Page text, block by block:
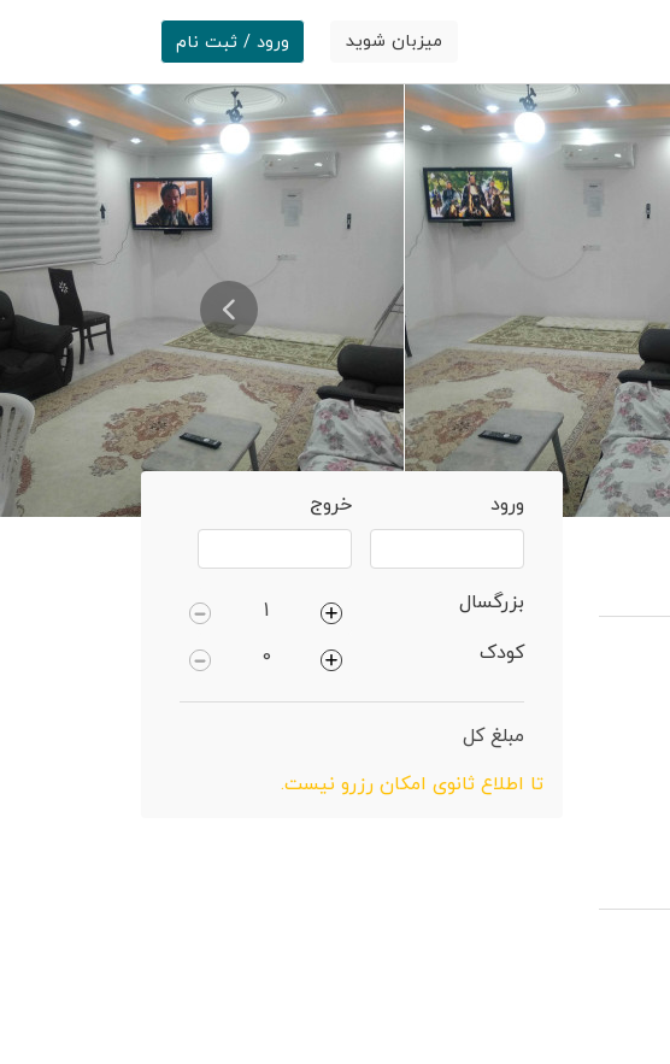
میزبان شوید ورود / ثبت نام
ورود خروج
بزرگسال
کودک
مبلغ کل
تا اطلاع ثانوی امکان رزرو نیست.